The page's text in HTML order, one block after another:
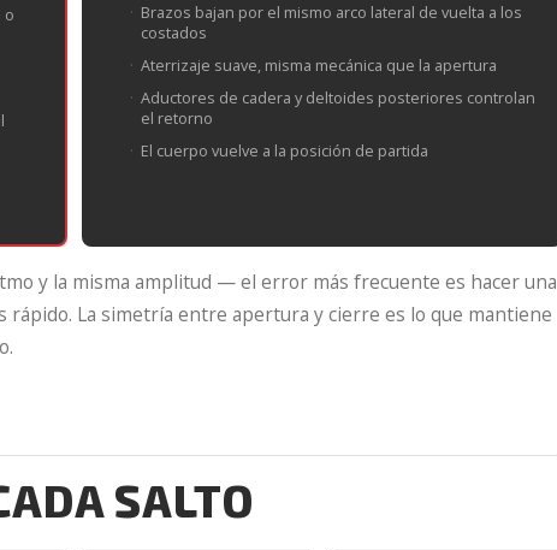
o
Brazos bajan por el mismo arco lateral de vuelta a los
costados
Aterrizaje suave, misma mecánica que la apertura
Aductores de cadera y deltoides posteriores controlan
el retorno
El cuerpo vuelve a la posición de partida
y la misma amplitud — el error más frecuente es hacer una
La simetría entre apertura y cierre es lo que mantiene
SALTO